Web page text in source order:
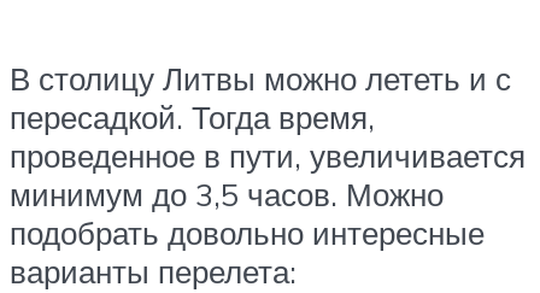
В столицу Литвы можно лететь и с
пересадкой. Тогда время,
проведенное в пути, увеличивается
минимум до 3,5 часов. Можно
подобрать довольно интересные
варианты перелета: